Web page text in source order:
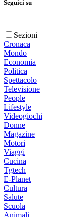
Seguici su
Sezioni
Cronaca
Mondo
Economia
Politica
Spettacolo
Televisione
People
Lifestyle
Videogiochi
Donne
Magazine
Motori
Viaggi
Cucina
Tgtech
E-Planet
Cultura
Salute
Scuola
Animali